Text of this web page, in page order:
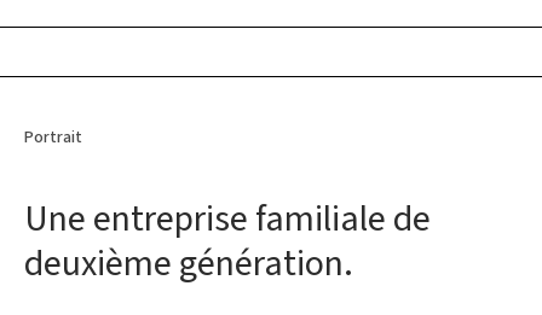
Portrait
Une entreprise familiale de
deuxième génération.